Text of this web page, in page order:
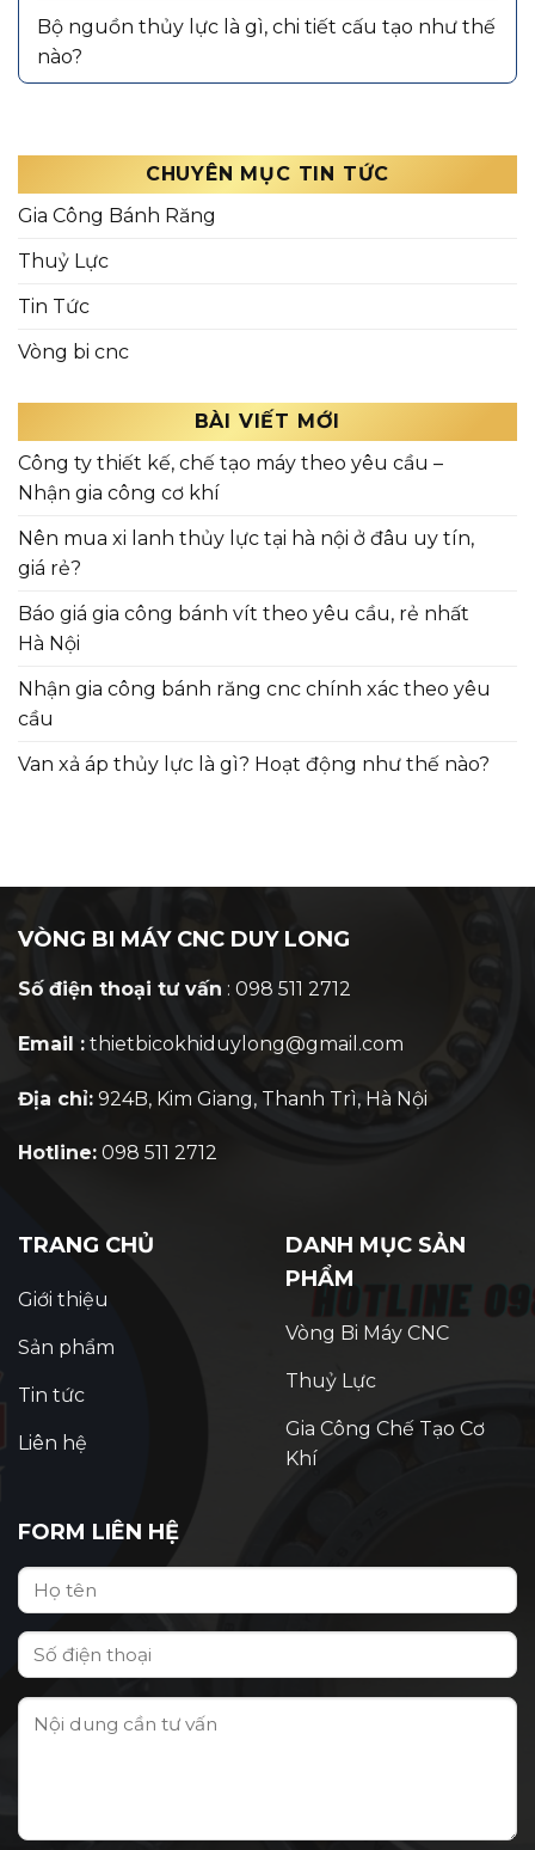
Bộ nguồn thủy lực là gì, chi tiết cấu tạo như thế
nào?
CHUYÊN MỤC TIN TỨC
Gia Công Bánh Răng
Thuỷ Lực
Tin Tức
Vòng bi cnc
BÀI VIẾT MỚI
Công ty thiết kế, chế tạo máy theo yêu cầu –
Nhận gia công cơ khí
Nên mua xi lanh thủy lực tại hà nội ở đâu uy tín,
giá rẻ?
Báo giá gia công bánh vít theo yêu cầu, rẻ nhất
Hà Nội
Nhận gia công bánh răng cnc chính xác theo yêu
cầu
Van xả áp thủy lực là gì? Hoạt động như thế nào?
VÒNG BI MÁY CNC DUY LONG
Số điện thoại tư vấn : 098 511 2712
Email : thietbicokhiduylong@gmail.com
Địa chỉ: 924B, Kim Giang, Thanh Trì, Hà Nội
Hotline: 098 511 2712
TRANG CHỦ
Giới thiệu
Sản phẩm
Tin tức
Liên hệ
DANH MỤC SẢN
PHẨM
Vòng Bi Máy CNC
Thuỷ Lực
Gia Công Chế Tạo Cơ
Khí
FORM LIÊN HỆ